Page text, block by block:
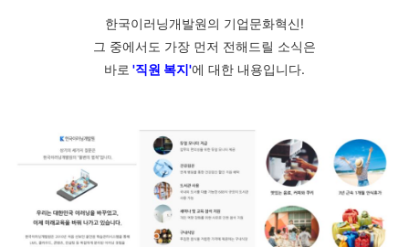
한국이러닝개발원의 기업문화혁신!
그 중에서도 가장 먼저 전해드릴 소식은
바로 '직원 복지'에 대한 내용입니다.